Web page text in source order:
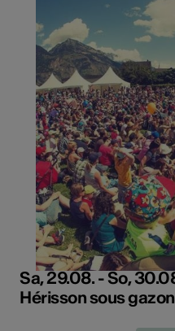
Sa, 29.08. - So,
Hérisson sous gazon